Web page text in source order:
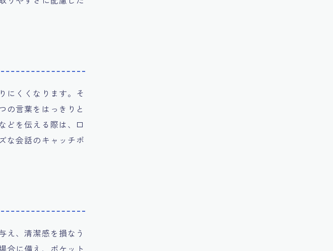
にくくなります。そ
の言葉をはっきりと
どを伝える際は、口
な会話のキャッチボ
え、清潔感を損なう
合に備え、ポケット